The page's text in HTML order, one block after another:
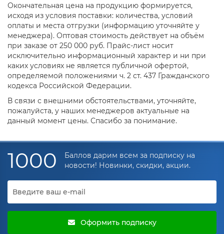
Окончательная цена на продукцию формируется,
исходя из условия поставки: количества, условий
оплаты и места отгрузки (информацию уточняйте у
менеджера). Оптовая стоимость действует на объём
при заказе от 250 000 руб. Прайс-лист носит
исключительно информационный характер и ни при
каких условиях не является публичной офертой,
определяемой положениями ч. 2 ст. 437 Гражданского
кодекса Российской Федерации.
В связи с внешними обстоятельствами, уточняйте,
пожалуйста, у наших менеджеров актуальные на
данный момент цены. Спасибо за понимание.
1000
Баллов дарим всем за подписку на
новости! Новинки, скидки, акции.
Оформить подписку